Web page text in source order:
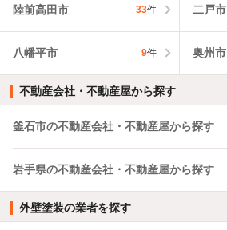
陸前高田市 33件 二戸市
八幡平市 9件 奥州市
不動産会社・不動産屋から探す
釜石市の不動産会社・不動産屋から探す
岩手県の不動産会社・不動産屋から探す
外壁塗装の業者を探す